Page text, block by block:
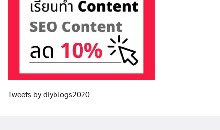
Tweets by diyblogs2020